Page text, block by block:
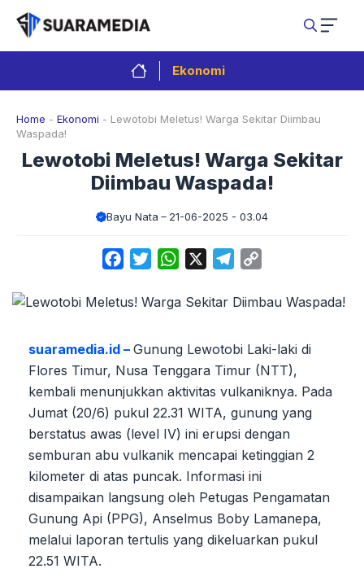
Langsung
isi
Ekonomi
Home - Ekonomi - Lewotobi Meletus! Warga Sekitar Diimbau
Waspada!
Lewotobi Meletus! Warga Sekitar
Diimbau Waspada!
Bayu Nata 21-06-2025 - 03.04
FacebookTwitterWhatsApp Telegram
suaramedia.id – Gunung Lewotobi Laki-laki di
Flores Timur, Nusa Tenggara Timur (NTT),
kembali menunjukkan aktivitas vulkaniknya. Pada
Jumat (20/6) pukul 22.31 WITA, gunung yang
berstatus awas (level IV) ini erupsi dengan
semburan abu vulkanik mencapai ketinggian 2
kilometer di atas puncak. Informasi ini
disampaikan langsung oleh Petugas Pengamatan
Gunung Api (PPG), Anselmus Boby Lamanepa,
melalui laporan tertulis yang dikeluarkan pukul
22.51 WITA.